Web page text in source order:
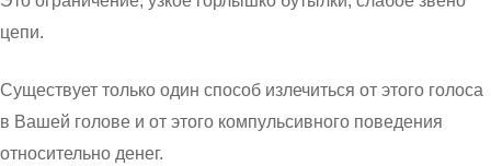
цепи.
Существует только один способ излечиться от этого голоса
в Вашей голове и от этого компульсивного поведения
относительно денег.